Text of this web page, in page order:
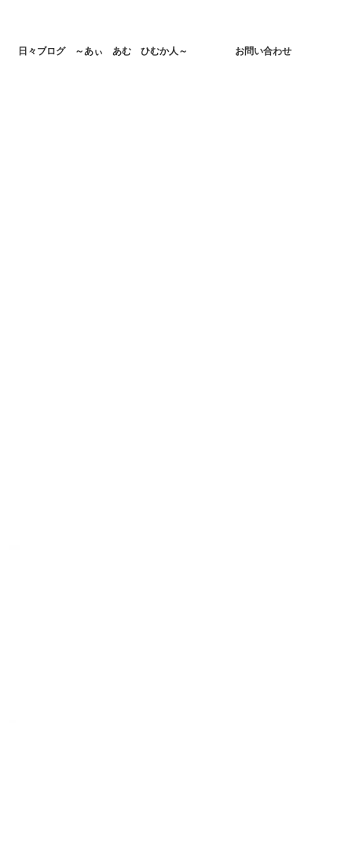
日々ブログ ～あぃ あむ ひむか人～ お問い合わせ